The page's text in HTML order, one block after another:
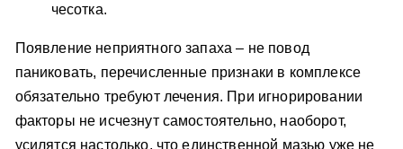
чесотка.
Появление неприятного запаха – не повод
паниковать, перечисленные признаки в комплексе
обязательно требуют лечения. При игнорировании
факторы не исчезнут самостоятельно, наоборот,
усилятся настолько, что единственной мазью уже не